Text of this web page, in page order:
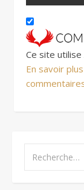
Ce site
En savoir